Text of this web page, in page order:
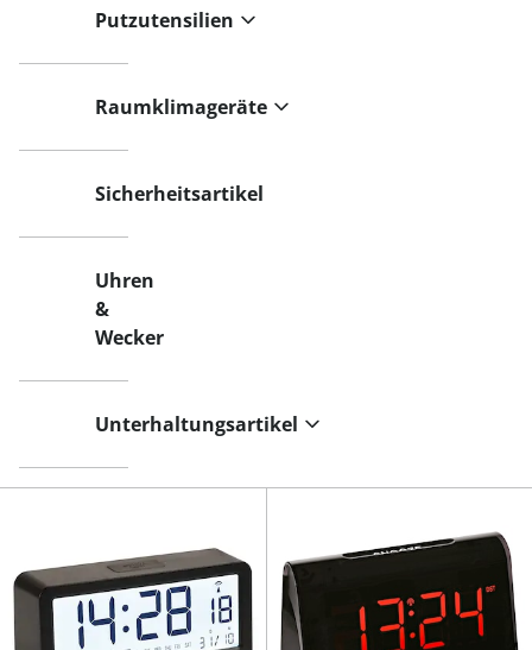
Putzutensilien
Raumklimageräte
Sicherheitsartikel
Uhren
&
Wecker
Unterhaltungsartikel